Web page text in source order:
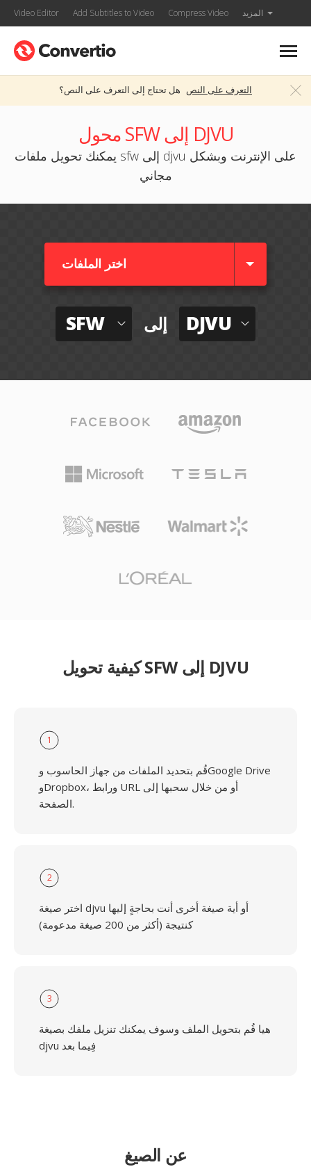
Video Editor Add Subtitles to Video Compress Video المزيد
هل تحتاج إلى التعرف على النص؟ التعرف على النص
محول SFW إلى DJVU
يمكنك تحويل ملفات sfw إلى djvu على الإنترنت وبشكل
مجاني
اختر الملفات
SFW إلى DJVU
كيفية تحويل SFW إلى DJVU
1
قُم بتحديد الملفات من جهاز الحاسوب وGoogle Drive
وDropbox، ورابط URL أو من خلال سحبها إلى
الصفحة.
2
اختر صيغة djvu أو أية صيغة أخرى أنت بحاجةٍ إليها
كنتيجة (أكثر من 200 صيغة مدعومة)
3
هيا قُم بتحويل الملف وسوف يمكنك تنزيل ملفك بصيغة
djvu فِيما بعد
عن الصيغ